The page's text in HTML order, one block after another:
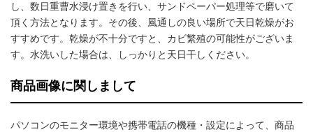
し、数日重曹水浸け置きを行い、サンドペーパー処理等で磨いて
頂く方法となります。その後、風通しの良い場所で天日乾燥がお
すすめです。乾燥が不十分ですと、カビ繁殖の可能性がございま
す。水洗いした場合は、しっかりと天日干しください。
商品画像に関しまして
パソコンのモニター環境や携帯電話の機種・設定によって、商品